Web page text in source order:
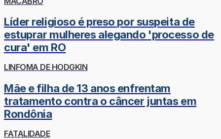
Líder religioso é preso por suspeita de
estuprar mulheres alegando 'processo de
cura' em RO
LINFOMA DE HODGKIN
Mãe e filha de 13 anos enfrentam
tratamento contra o câncer juntas em
Rondônia
FATALIDADE